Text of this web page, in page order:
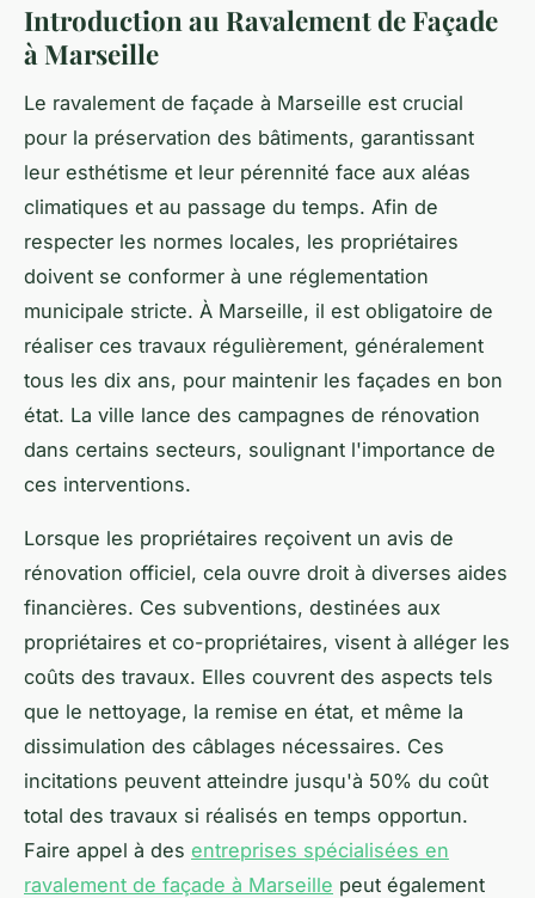
Introduction au Ravalement de Façade
à Marseille
Le ravalement de façade à Marseille est crucial
pour la préservation des bâtiments, garantissant
leur esthétisme et leur pérennité face aux aléas
climatiques et au passage du temps. Afin de
respecter les normes locales, les propriétaires
doivent se conformer à une réglementation
municipale stricte. À Marseille, il est obligatoire de
réaliser ces travaux régulièrement, généralement
tous les dix ans, pour maintenir les façades en bon
état. La ville lance des campagnes de rénovation
dans certains secteurs, soulignant l'importance de
ces interventions.
Lorsque les propriétaires reçoivent un avis de
rénovation officiel, cela ouvre droit à diverses aides
financières. Ces subventions, destinées aux
propriétaires et co-propriétaires, visent à alléger les
coûts des travaux. Elles couvrent des aspects tels
que le nettoyage, la remise en état, et même la
dissimulation des câblages nécessaires. Ces
incitations peuvent atteindre jusqu'à 50% du coût
total des travaux si réalisés en temps opportun.
Faire appel à des entreprises spécialisées en
ravalement de façade à Marseille peut également